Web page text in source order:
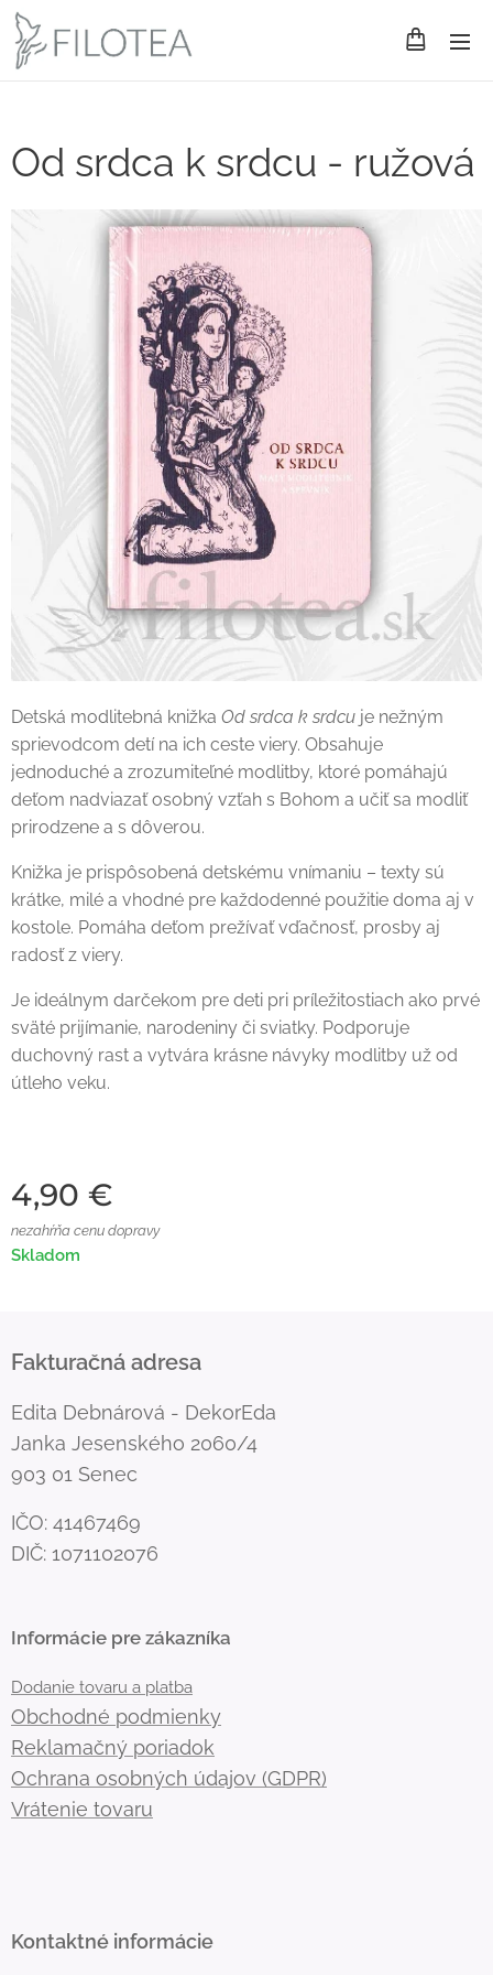
Od srdca k srdcu - ružová
Detská modlitebná knižka Od srdca k srdcu je nežným
sprievodcom detí na ich ceste viery. Obsahuje
jednoduché a zrozumiteľné modlitby, ktoré pomáhajú
deťom nadviazať osobný vzťah s Bohom a učiť sa modliť
prirodzene a s dôverou.
Knižka je prispôsobená detskému vnímaniu – texty sú
krátke, milé a vhodné pre každodenné použitie doma aj v
kostole. Pomáha deťom prežívať vďačnosť, prosby aj
radosť z viery.
Je ideálnym darčekom pre deti pri príležitostiach ako prvé
sväté prijímanie, narodeniny či sviatky. Podporuje
duchovný rast a vytvára krásne návyky modlitby už od
útleho veku.
4,90 €
nezahŕňa cenu dopravy
Skladom
Fakturačná adresa
Edita Debnárová - DekorEda
Janka Jesenského 2060/4
903 01 Senec
IČO: 41467469
DIČ: 1071102076
Informácie pre zákazníka
Dodanie tovaru a platba
Obchodné podmienky
Reklamačný poriadok
Ochrana osobných údajov (GDPR)
Vrátenie tovaru
Kontaktné informácie